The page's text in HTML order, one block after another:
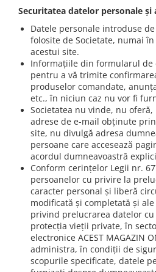
Securitatea datelor personale
Datele personale introduse
folosite de Societate, numai
acestui site.
Informațiile din formularul de
pentru a vă trimite
produselor comandate,
etc., în niciun caz nu vor fi
Societatea nu vinde, nu
adrese de e-mail obținute
site, nu divulgă adresa
persoane care accesează
acordul dumneavoastră
Conform cerințelor Legii nr.
persoanelor cu privire la
caracter personal și liberă
modificată și completată și
privind prelucrarea datelor
protecția vieții private, în
electronice ACEST MAGAZIN
administra, în condiții de
scopurile specificate, datele